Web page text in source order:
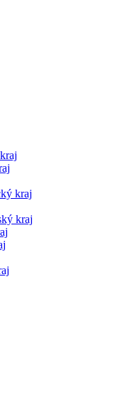
kraj
kraj